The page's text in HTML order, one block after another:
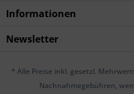
Informationen
Newsletter
* Alle Preise inkl. gesetzl.
Nachnahmegebühren,